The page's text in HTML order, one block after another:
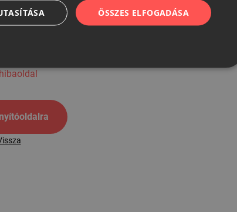
Vissza nyítóoldalra
ÖSSZES ELFOGADÁSA